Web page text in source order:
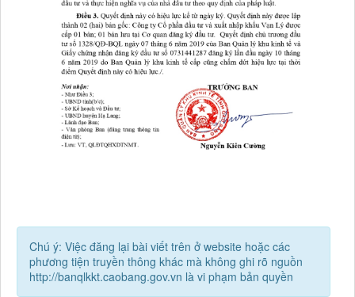
Chú ý: Việc đăng lại bài viết trên ở website hoặc các
phương tiện truyền thông khác mà không ghi rõ nguồn
http://banqlkkt.caobang.gov.vn là vi phạm bản quyền